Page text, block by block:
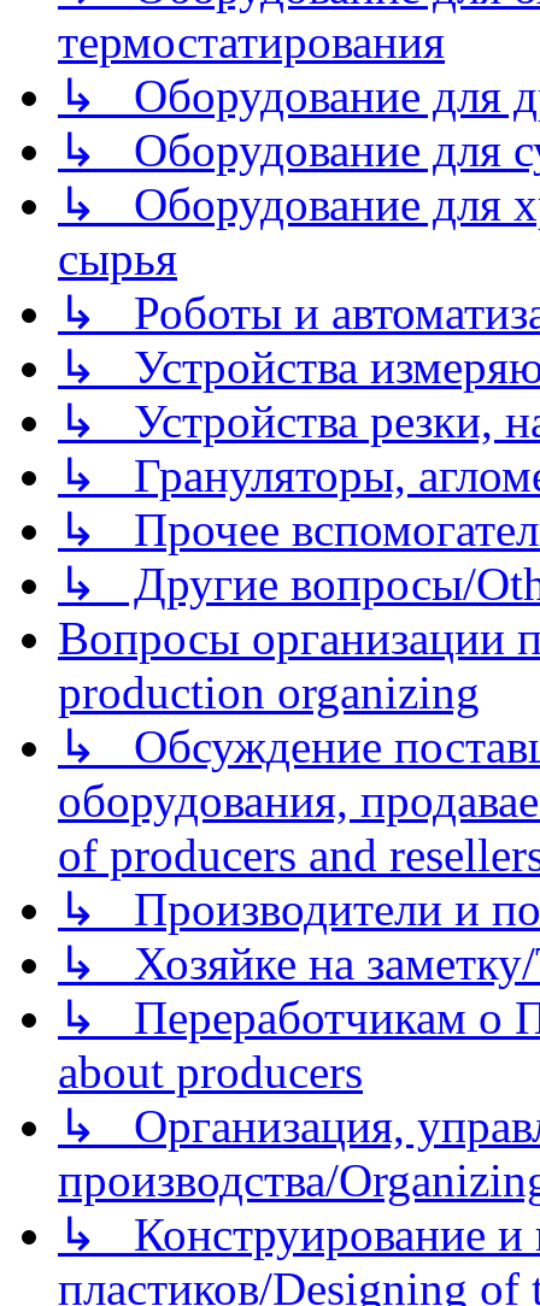
термостатирования
↳ Оборудование для
↳ Оборудование для
↳ Оборудование для
сырья
↳ Роботы и
↳ Устройства
↳ Устройства резки,
↳ Грануляторы,
↳ Прочее
↳ Другие вопросы/
Вопросы организации
production organizing
↳ Обсуждение
оборудования,
of producers and
↳ Производители и
↳ Хозяйке на
↳ Переработчикам о
about producers
↳ Организация,
производства/
↳ Конструирование и
пластиков/Designing of